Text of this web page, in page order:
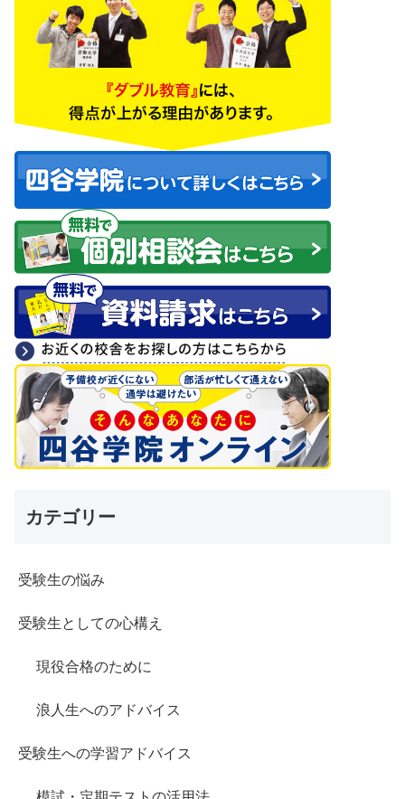
カテゴリー
受験生の悩み
受験生としての心構え
現役合格のために
浪人生へのアドバイス
受験生への学習アドバイス